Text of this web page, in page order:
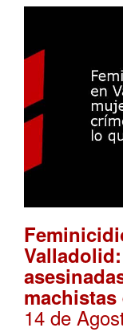
machistas
14 de